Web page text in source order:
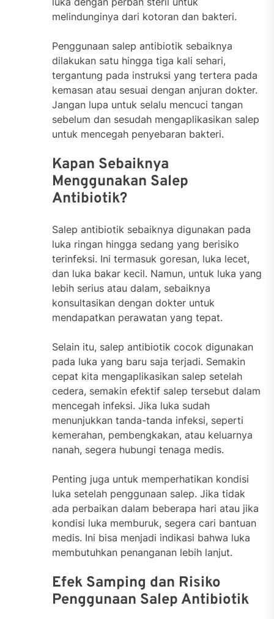
melindunginya dari kotoran dan bakteri.
Penggunaan salep antibiotik sebaiknya
dilakukan satu hingga tiga kali sehari,
tergantung pada instruksi yang tertera pada
kemasan atau sesuai dengan anjuran dokter.
Jangan lupa untuk selalu mencuci tangan
sebelum dan sesudah mengaplikasikan salep
untuk mencegah penyebaran bakteri.
Kapan Sebaiknya
Menggunakan Salep
Antibiotik?
Salep antibiotik sebaiknya digunakan pada
luka ringan hingga sedang yang berisiko
terinfeksi. Ini termasuk goresan, luka lecet,
dan luka bakar kecil. Namun, untuk luka yang
lebih serius atau dalam, sebaiknya
konsultasikan dengan dokter untuk
mendapatkan perawatan yang tepat.
Selain itu, salep antibiotik cocok digunakan
pada luka yang baru saja terjadi. Semakin
cepat kita mengaplikasikan salep setelah
cedera, semakin efektif salep tersebut dalam
mencegah infeksi. Jika luka sudah
menunjukkan tanda-tanda infeksi, seperti
kemerahan, pembengkakan, atau keluarnya
nanah, segera hubungi tenaga medis.
Penting juga untuk memperhatikan kondisi
luka setelah penggunaan salep. Jika tidak
ada perbaikan dalam beberapa hari atau jika
kondisi luka memburuk, segera cari bantuan
medis. Ini bisa menjadi indikasi bahwa luka
membutuhkan penanganan lebih lanjut.
Efek Samping dan Risiko
Penggunaan Salep Antibiotik